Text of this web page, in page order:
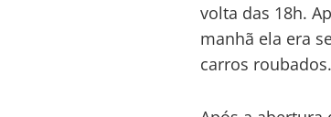
volta das 18h.
manhã ela era
carros roubados.